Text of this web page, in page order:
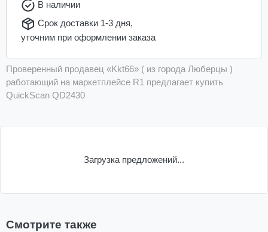
В наличии
Срок доставки 1-3 дня,
уточним при оформлении заказа
Проверенный продавец «Kkt66» ( из города Люберцы )
работающий на маркетплейсе R1 предлагает купить
QuickScan QD2430
Загрузка предложений...
Смотрите также